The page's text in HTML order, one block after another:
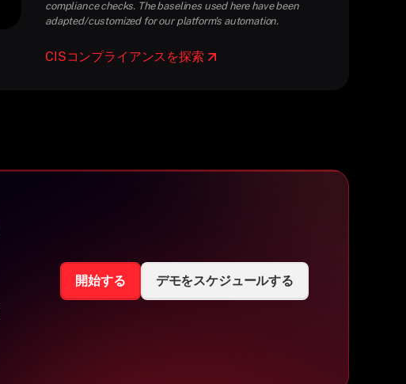
compliance checks. The baselines used here have been
adapted/customized for our platform's automation.
CISコンプライアンスを探索
開始する デモをスケジュールする